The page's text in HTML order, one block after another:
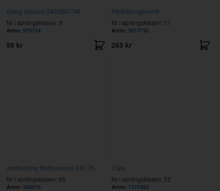
Slang Vacuum 240/260/740
Nr i sprängskissen: 9
Artnr: 976734
59 kr
Fördröjningsventil
Nr i sprängskissen: 11
Artnr: 3517735
285 kr
Jordledning Motor-kaross 240 76-
Nr i sprängskissen: 65
Artnr: 948916
Clips
Nr i sprängskissen: 52
Artnr: 1317452